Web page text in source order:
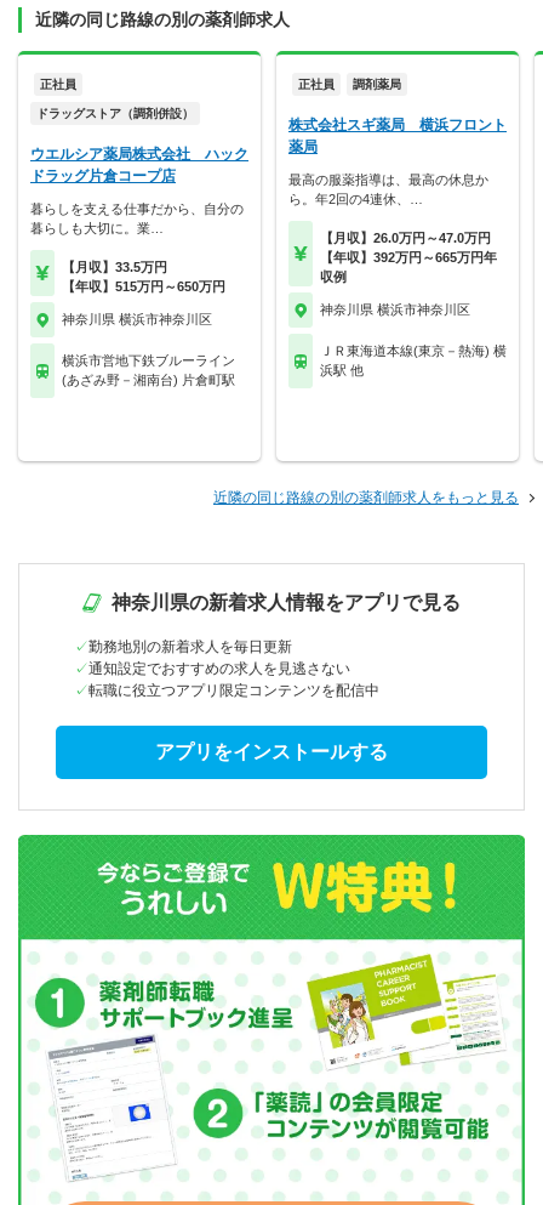
近隣の同じ路線の別の薬剤師求人
正社員
ドラッグストア（調剤併設）
ウエルシア薬局株式会社 ハック
ドラッグ片倉コープ店
暮らしを支える仕事だから、自分の
暮らしも大切に。業…
【月収】33.5万円
【年収】515万円～650万円
神奈川県 横浜市神奈川区
横浜市営地下鉄ブルーライン
(あざみ野－湘南台) 片倉町駅
正社員 調剤薬局
株式会社スギ薬局 横浜フロント
薬局
最高の服薬指導は、最高の休息か
ら。年2回の4連休、…
【月収】26.0万円～47.0万円
【年収】392万円～665万円年
収例
神奈川県 横浜市神奈川区
ＪＲ東海道本線(東京－熱海) 横
浜駅 他
近隣の同じ路線の別の薬剤師求人をもっと見る
神奈川県の新着求人情報をアプリで見る
勤務地別の新着求人を毎日更新
通知設定でおすすめの求人を見逃さない
転職に役立つアプリ限定コンテンツを配信中
アプリをインストールする